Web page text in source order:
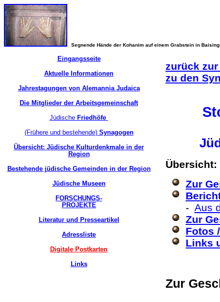
Segnende Hände der Kohanim auf einem Grabstein in
Eingangsseite
Aktuelle Informationen
Jahrestagungen von Alemannia Judaica
Die Mitglieder der Arbeitsgemeinschaft
Jüdische Friedhöfe
(Frühere und bestehende)Synagogen
Übersicht: Jüdische Kulturdenkmale in der
Region
Bestehende jüdische Gemeinden in der Region
Jüdische Museen
FORSCHUNGS-
PROJEKTE
Literatur und Presseartikel
Adressliste
Digitale Postkarten
Links
zurück
zu den
Übersicht:
Zur
- Aus
Zur
Fotos
Links
Zur